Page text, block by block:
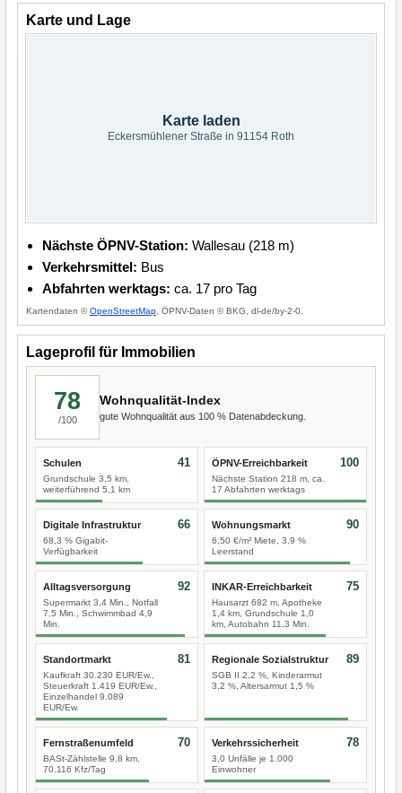
Karte und Lage
Karte laden
Eckersmühlener Straße in 91154 Roth
Nächste ÖPNV-Station: Wallesau (218 m)
Verkehrsmittel: Bus
Abfahrten werktags: ca. 17 pro Tag
Kartendaten ©OpenStreetMap , ÖPNV-Daten © BKG, dl-de/by-2-0.
Lageprofil für Immobilien
78
/100
Wohnqualität-Index
gute Wohnqualität aus 100 % Datenabdeckung.
Schulen
Grundschule 3,5 km,
weiterführend 5,1 km
41 ÖPNV-Erreichbarkeit
Nächste Station 218 m, ca.
17 Abfahrten werktags
100
Digitale Infrastruktur
68,3 % Gigabit-
Verfügbarkeit
66 Wohnungsmarkt
6,50 €/m² Miete, 3,9 %
Leerstand
90
Alltagsversorgung
Supermarkt 3,4 Min., Notfall
7,5 Min., Schwimmbad 4,9
Min.
92 INKAR-Erreichbarkeit
Hausarzt 682 m, Apotheke
1,4 km, Grundschule 1,0
km, Autobahn 11,3 Min.
75
Standortmarkt
Kaufkraft 30.230 EUR/Ew.,
Steuerkraft 1.419 EUR/Ew.,
Einzelhandel 9.089
EUR/Ew.
81 Regionale Sozialstruktur
SGB II 2,2 %, Kinderarmut
3,2 %, Altersarmut 1,5 %
89
Fernstraßenumfeld
BASt-Zählstelle 9,8 km,
70.116 Kfz/Tag
70 Verkehrssicherheit
3,0 Unfälle je 1.000
Einwohner
78